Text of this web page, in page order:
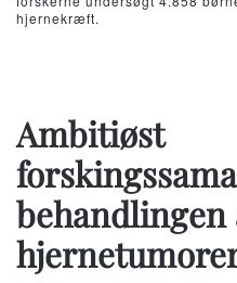
hjernekræft.
Ambitiøst